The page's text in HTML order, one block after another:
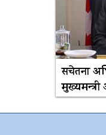
सचेतना
मुख्यमन्त्री